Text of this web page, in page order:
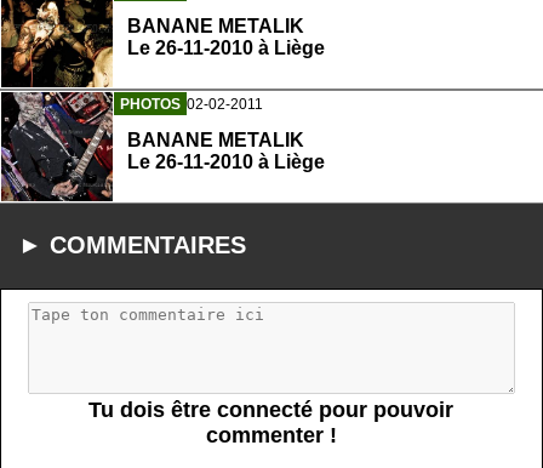
BANANE METALIK
Le 26-11-2010 à Liège
PHOTOS 02-02-2011
BANANE METALIK
Le 26-11-2010 à Liège
► COMMENTAIRES
Tu dois être connecté pour pouvoir
commenter !